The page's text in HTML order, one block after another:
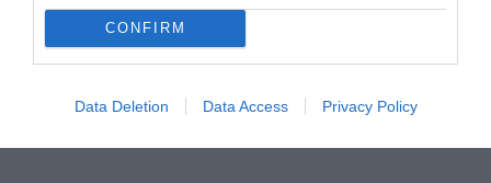
CONFIRM
Data Deletion Data Access Privacy Policy